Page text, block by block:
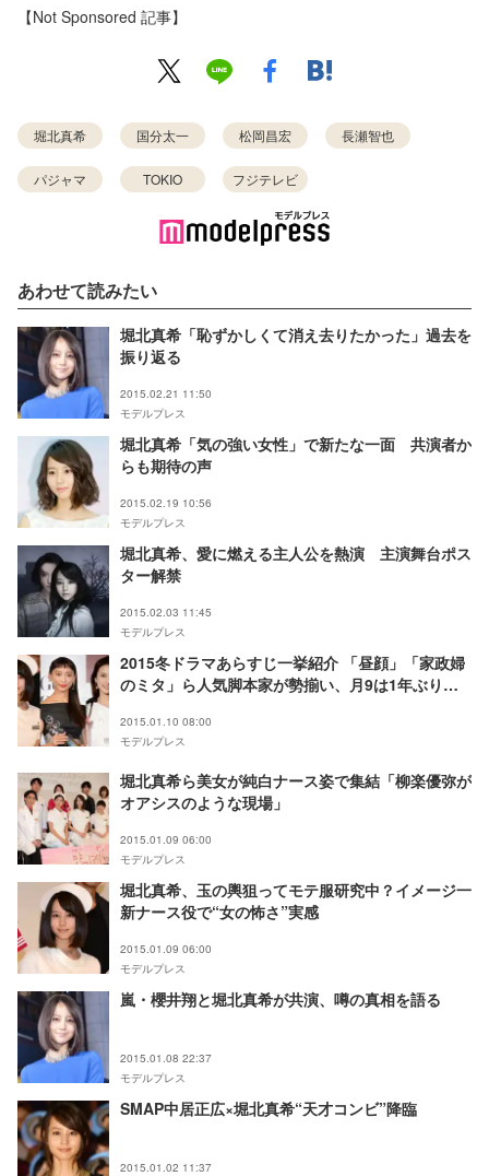
【Not Sponsored 記事】
堀北真希 国分太一 松岡昌宏 長瀬智也
パジャマ TOKIO フジテレビ
あわせて読みたい
堀北真希「恥ずかしくて消え去りたかった」過去を
振り返る
2015.02.21 11:50
モデルプレス
堀北真希「気の強い女性」で新たな一面 共演者か
らも期待の声
2015.02.19 10:56
モデルプレス
堀北真希、愛に燃える主人公を熱演 主演舞台ポス
ター解禁
2015.02.03 11:45
モデルプレス
2015冬ドラマあらすじ一挙紹介 「昼顔」「家政婦
のミタ」ら人気脚本家が勢揃い、月9は1年ぶり恋
2015.01.10 08:00
モデルプレス
堀北真希ら美女が純白ナース姿で集結「柳楽優弥が
オアシスのような現場」
2015.01.09 06:00
モデルプレス
堀北真希、玉の輿狙ってモテ服研究中？イメージ一
新ナース役で“女の怖さ”実感
2015.01.09 06:00
モデルプレス
嵐・櫻井翔と堀北真希が共演、噂の真相を語る
2015.01.08 22:37
モデルプレス
SMAP中居正広×堀北真希“天才コンビ”降臨
2015.01.02 11:37